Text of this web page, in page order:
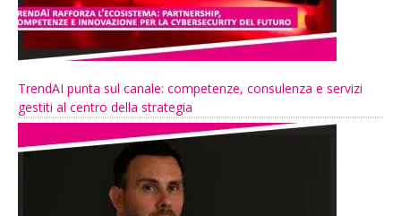
TrendAI punta sul canale: competenze, consulenza e servizi
gestiti al centro della strategia